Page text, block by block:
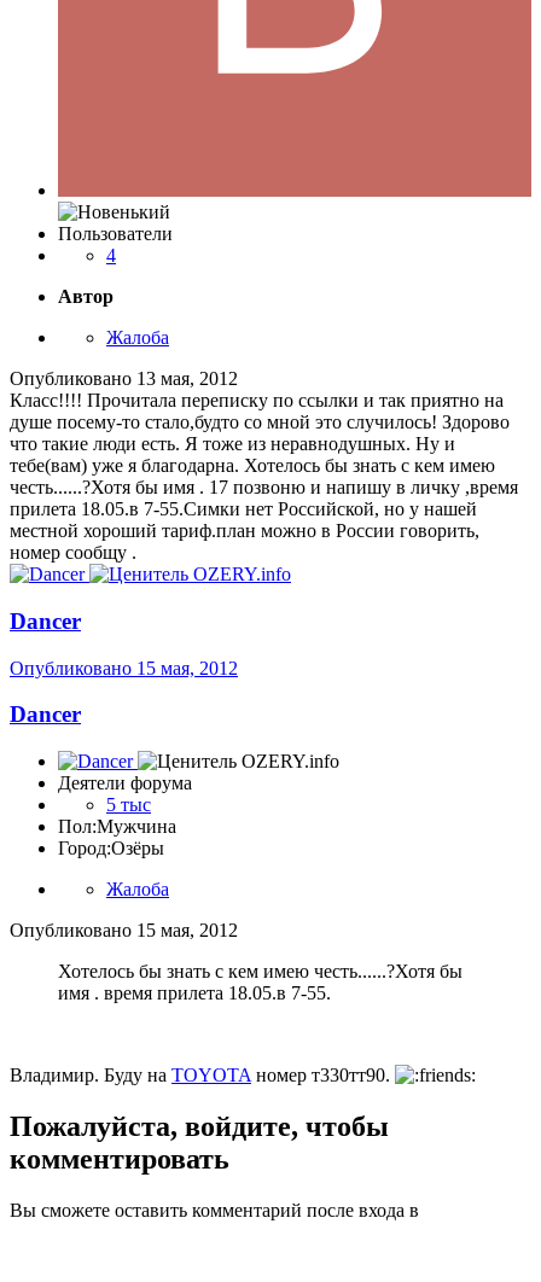
Пользователи
4
Автор
Жалоба
Опубликовано 13 мая, 2012
Класс!!!! Прочитала переписку по ссылки и так приятно на
душе посему-то стало,будто со мной это случилось! Здорово
что такие люди есть. Я тоже из неравнодушных. Ну и
тебе(вам) уже я благодарна. Хотелось бы знать с кем имею
честь......?Хотя бы имя . 17 позвоню и напишу в личку ,время
прилета 18.05.в 7-55.Симки нет Российской, но у нашей
местной хороший тариф.план можно в России говорить,
номер сообщу .
Dancer
Опубликовано 15 мая, 2012
Dancer
Деятели форума
5 тыс
Пол:Мужчина
Город:Озёры
Жалоба
Опубликовано 15 мая, 2012
Хотелось бы знать с кем имею честь......?Хотя бы
имя . время прилета 18.05.в 7-55.
Владимир. Буду на TOYOTA номер т330тт90.
Пожалуйста, войдите, чтобы
комментировать
Вы сможете оставить комментарий после входа в